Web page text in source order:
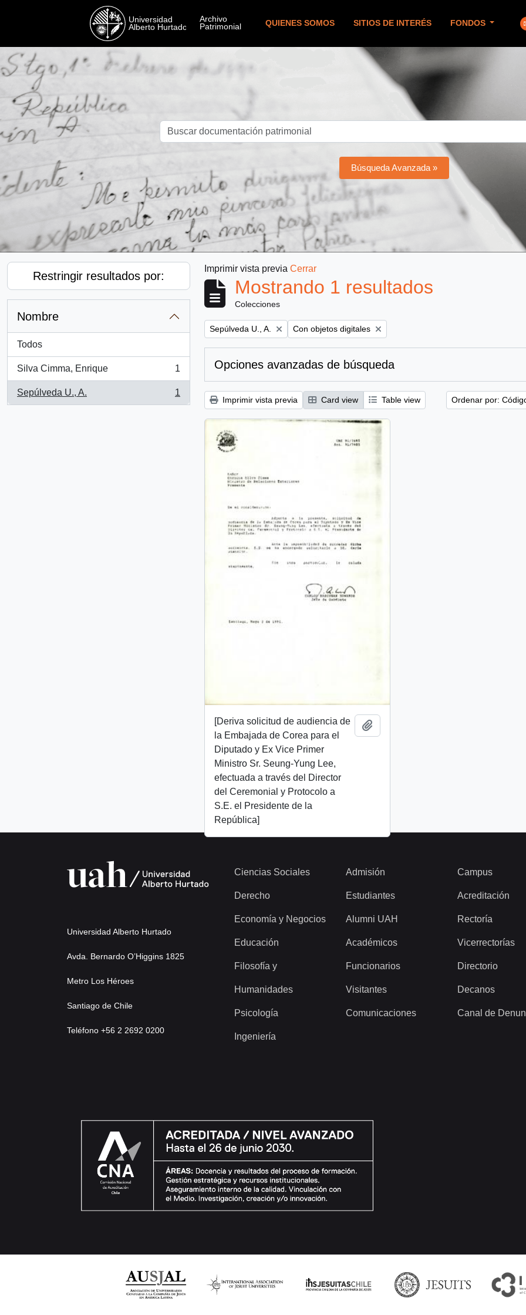
QUIENES SOMOS SITIOS DE INTERÉS FONDOS
Búsqueda Avanzada »
Restringir resultados por:
Nombre
Todos
Silva Cimma, Enrique
, 1 resultados
1
Sepúlveda U., A.
, 1 resultados
1
Imprimir vista previa Cerrar
Mostrando 1 resultados
Colecciones
Remove filter:
Sepúlveda U., A. Remove filter:
Con objetos digitales
Opciones avanzadas de búsqueda
Imprimir vista previa Card view Table view Ordenar por:
[Deriva solicitud de audiencia de
la Embajada de Corea para el
Diputado y Ex Vice Primer
Ministro Sr. Seung-Yung Lee,
efectuada a través del Director
del Ceremonial y Protocolo a
S.E. el Presidente de la
República]
Universidad Alberto Hurtado
Avda. Bernardo O’Higgins 1825
Metro Los Héroes
Santiago de Chile
Teléfono +56 2 2692 0200
Ciencias Sociales
Derecho
Economía y Negocios
Educación
Filosofía y
Humanidades
Psicología
Ingeniería
Admisión
Estudiantes
Alumni UAH
Académicos
Funcionarios
Visitantes
Comunicaciones
Campus
Acreditación
Rectoría
Vicerrectorías
Directorio
Decanos
Canal de